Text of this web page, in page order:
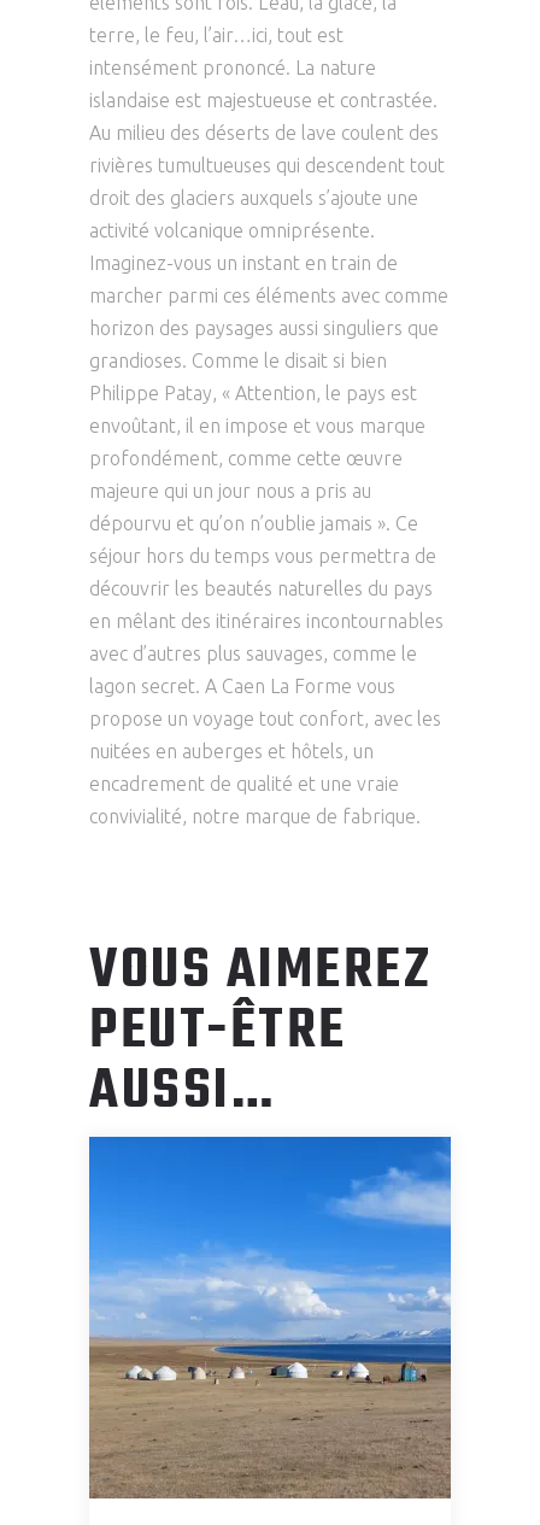
terre, le feu, l’air…ici, tout est
intensément prononcé. La nature
islandaise est majestueuse et contrastée.
Au milieu des déserts de lave coulent des
rivières tumultueuses qui descendent tout
droit des glaciers auxquels s’ajoute une
activité volcanique omniprésente.
Imaginez-vous un instant en train de
marcher parmi ces éléments avec comme
horizon des paysages aussi singuliers que
grandioses. Comme le disait si bien
Philippe Patay, « Attention, le pays est
envoûtant, il en impose et vous marque
profondément, comme cette œuvre
majeure qui un jour nous a pris au
dépourvu et qu’on n’oublie jamais ». Ce
séjour hors du temps vous permettra de
découvrir les beautés naturelles du pays
en mêlant des itinéraires incontournables
avec d’autres plus sauvages, comme le
lagon secret. A Caen La Forme vous
propose un voyage tout confort, avec les
nuitées en auberges et hôtels, un
encadrement de qualité et une vraie
convivialité, notre marque de fabrique.
VOUS AIMEREZ
PEUT-ÊTRE
AUSSI…